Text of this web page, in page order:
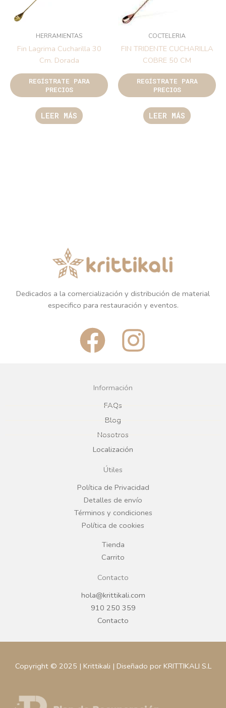
HERRAMIENTAS
Fin Lagrima Cucharilla 30
Cm. Dorada
REGÍSTRATE PARA
PRECIOS
LEER MÁS
COCTELERIA
FIN TRIDENTE CUCHARILLA
COBRE 50 CM
REGÍSTRATE PARA
PRECIOS
LEER MÁS
Dedicados a la comercialización y distribución de material
especifico para restauración y eventos.
F
a
c
e
b
o
o
k
I
n
g
r
a
Información
FAQs
Blog
Nosotros
Localización
Útiles
Política de Privacidad
Detalles de envío
Términos y condiciones
Política de cookies
Tienda
Carrito
Contacto
hola@krittikali.com
910 250 359
Contacto
Copyright © 2025 | Krittikali | Diseñado por KRITTIKALI S.L